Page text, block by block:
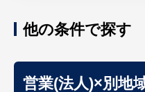
他の条件で探す
営業(法人)×別地